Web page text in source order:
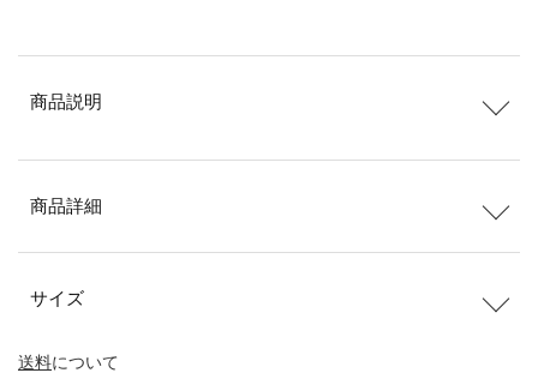
送料について
商品説明
商品詳細
サイズ